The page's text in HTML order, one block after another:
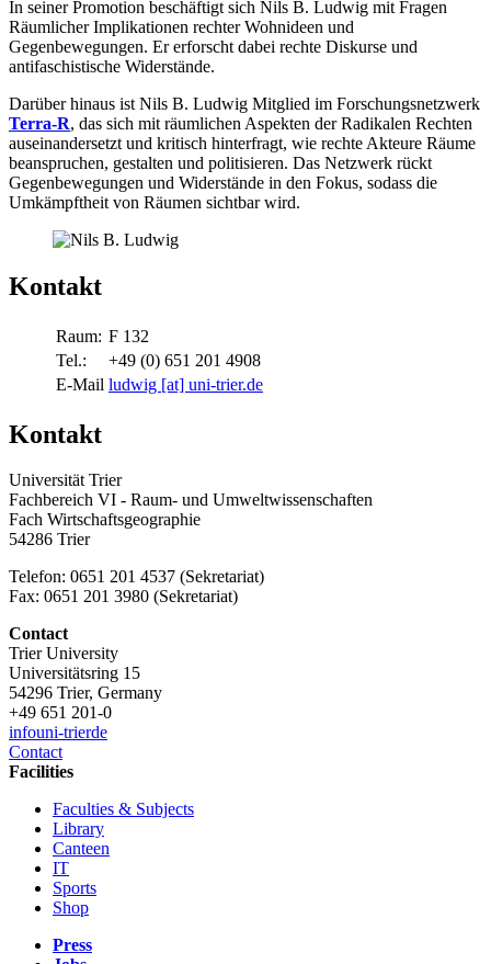
In seiner Promotion beschäftigt sich Nils B. Ludwig mit Fragen
Räumlicher Implikationen rechter Wohnideen und
Gegenbewegungen. Er erforscht dabei rechte Diskurse und
antifaschistische Widerstände.
Darüber hinaus ist Nils B. Ludwig Mitglied im Forschungsnetzwerk
Terra-R, das sich mit räumlichen Aspekten der Radikalen Rechten
auseinandersetzt und kritisch hinterfragt, wie rechte Akteure Räume
beanspruchen, gestalten und politisieren. Das Netzwerk rückt
Gegenbewegungen und Widerstände in den Fokus, sodass die
Umkämpftheit von Räumen sichtbar wird.
Kontakt
Raum: F 132
Tel.:
+49 (0) 651 201 4908
E-Mail ludwig [at] uni-trier.de
Kontakt
Universität Trier
Fachbereich VI - Raum- und Umweltwissenschaften
Fach Wirtschaftsgeographie
54286 Trier
Telefon: 0651 201 4537 (Sekretariat)
Fax: 0651 201 3980 (Sekretariat)
Contact
Trier University
Universitätsring 15
54296 Trier, Germany
+49 651 201-0
infouni-trierde
Contact
Facilities
Faculties & Subjects
Library
Canteen
IT
Sports
Shop
Press